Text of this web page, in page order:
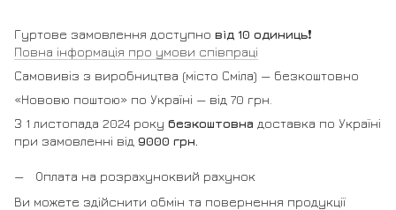
Гуртове замовлення доступно від 10 одиниць❗️
Повна інформація про умови співпраці
Самовивіз з виробництва (місто Сміла) — безкоштовно
«Нововю поштою» по Україні — від 70 грн.
З 1 листопада 2024 року безкоштовна доставка по Україні
при замовленні від 9000 грн.
Оплата на розрахуноквий рахунок
Ви можете здійснити обмін та повернення продукції